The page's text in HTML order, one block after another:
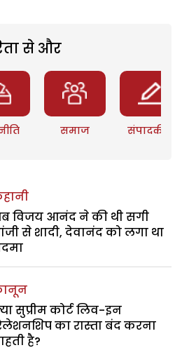
से और
समाज संपादकीय
विजय आनंद ने की थी सगी
से शादी, देवानंद को लगा था
सुप्रीम कोर्ट लिव-इन
का रास्ता बंद करना
है?